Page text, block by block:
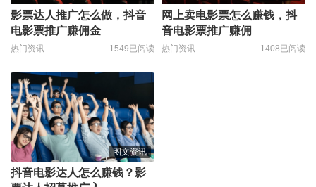
影票达人推广怎么做，抖音
电影票推广赚佣金
热门资讯 1549已阅读
网上卖电影票怎么赚钱，抖
音电影票推广赚佣
热门资讯 1408已阅读
图文资讯
抖音电影达人怎么赚钱？影